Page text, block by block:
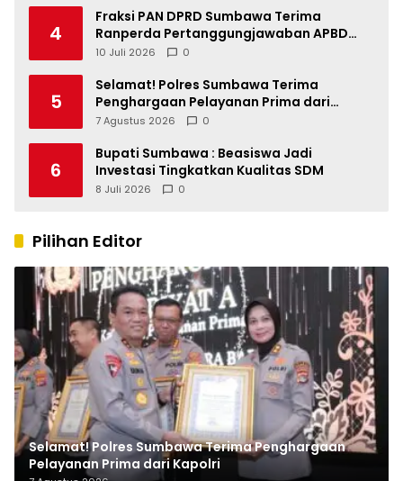
4
Fraksi PAN DPRD Sumbawa Terima
Ranperda Pertanggungjawaban APBD
2025, Soroti SILPA Rp201,68 Miliar dan
10 Juli 2026 0
5
Selamat! Polres Sumbawa Terima
Penghargaan Pelayanan Prima dari
Kapolri
7 Agustus 2026 0
6
Bupati Sumbawa : Beasiswa Jadi
Investasi Tingkatkan Kualitas SDM
8 Juli 2026 0
Pilihan Editor
Selamat! Polres Sumbawa Terima Penghargaan
Pelayanan Prima dari Kapolri